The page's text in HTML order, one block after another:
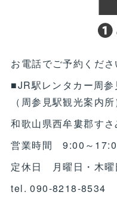
お電話でご予約くださ
■JR駅レンタカー周参
（周参見駅観光案内所
和歌山県西牟婁郡す
営業時間 9:00～
定休日 月曜日・木
tel. 090-8218-8534